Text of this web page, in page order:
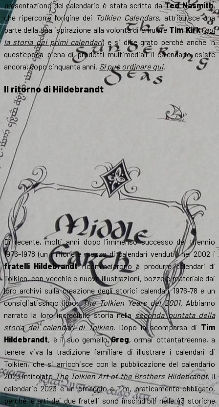
presentazione del calendario è stata scritta daTed Nasmith,
che ripercorre l’origine dei Tolkien Calendars, attribuisce una
parte della sua ispirazione alla volontà di emulare Tim Kirk(qui
la storia dei primi calendari) e si dice grato perché anche in
quest’epoca piena di prodotti multimediali il calendario esiste
ancora, dopo cinquanta anni. Si può ordinare qui.
Il ritorno di Hildebrandt
Di recente, molti anni dopo l’immenso successo del triennio
1976-1978 (un milione e mezzo di calendari venduti), nel 2002 i
fratelli Hildebrandtricominciarono a produrre calendari di
Tolkien, con vecchie e nuove illustrazioni, bozze e materiale dai
loro archivi sulla creazione degli storici calendari 1976-78 e un
consigliatissimo libro:The Tolkien Years del 2001. Abbiamo
narrato la loro incredibile storia nella seconda puntata della
storia dei calendari di Tolkien. Dopo la scomparsa di Tim
Hildebrandt, è il suo gemelloGreg, ormai ottantatreenne, a
tenere viva la tradizione familiare di illustrare i calendari di
Tolkien, che si arricchisce con la pubblicazione del calendario
2023 intitolato The Tolkien Art of the Brothers Hildebrandt. Il
calendario 2023 è un omaggio a Tim, praticamente obbligato,
perché le arti dei due fratelli sono inscindibili nelle 43 storiche